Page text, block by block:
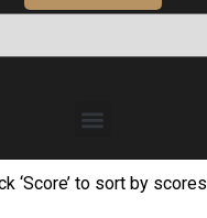
‘Score’ to sort by scores